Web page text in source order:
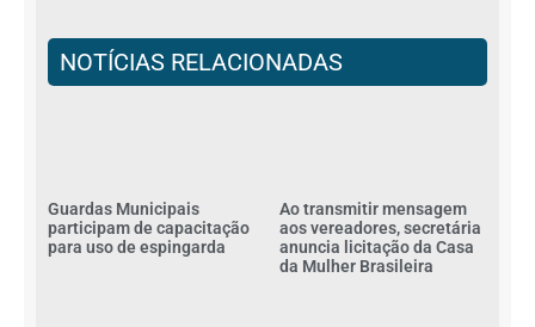
NOTÍCIAS RELACIONADAS
Guardas Municipais
participam de capacitação
para uso de espingarda
Ao transmitir mensagem
aos vereadores, secretária
anuncia licitação da Casa
da Mulher Brasileira